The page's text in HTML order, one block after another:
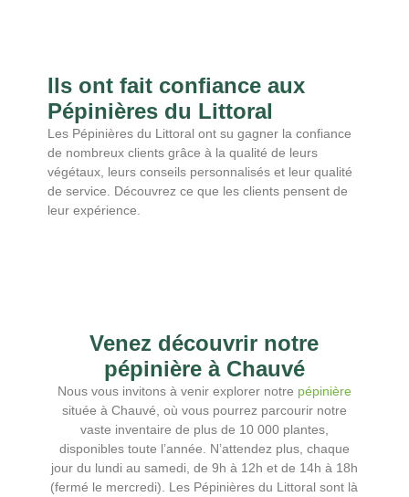
Ils ont fait confiance aux
Pépinières du Littoral
Les Pépinières du Littoral ont su gagner la confiance
de nombreux clients grâce à la qualité de leurs
végétaux, leurs conseils personnalisés et leur qualité
de service. Découvrez ce que les clients pensent de
leur expérience.
Venez découvrir notre
pépinière à Chauvé
Nous vous invitons à venir explorer notre pépinière
située à Chauvé, où vous pourrez parcourir notre
vaste inventaire de plus de 10 000 plantes,
disponibles toute l’année. N’attendez plus, chaque
jour du lundi au samedi, de 9h à 12h et de 14h à 18h
(fermé le mercredi). Les Pépinières du Littoral sont là